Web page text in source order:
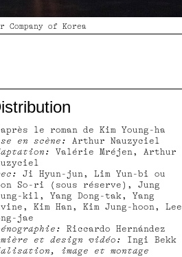
Company of Korea
le roman de Kim Young-ha
en scène:
Arthur Nauzyciel
Valérie Mréjen, Arthur
Ji Hyun-jun, Lim Yun-bi ou
So-ri (sous réserve), Jung
kil, Yang Dong-tak, Yang
Kim Han, Kim Jung-hoon, Lee
jae
Riccardo Hernández
et design vidéo: Ingi Bekk
image et montage